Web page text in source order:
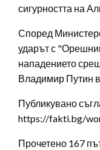
сигурността на
Според
ударът с
нападението
Владимир Путин
Публикувано
https://fakti.bg/
Прочетено 167